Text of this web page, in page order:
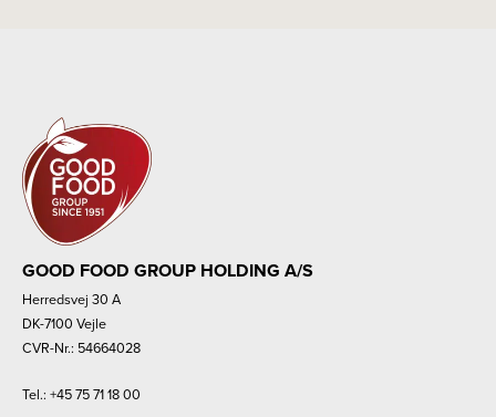
GOOD FOOD GROUP HOLDING A/S
Herredsvej 30 A
DK-7100 Vejle
CVR-Nr.: 54664028
Tel.: +45 75 71 18 00